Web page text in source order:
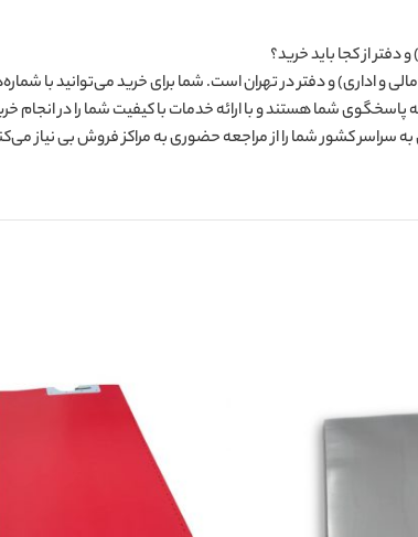
دفتر از کجا باید خرید؟
سراسر کشور شما را از مراجعه حضوری به مراکز فروش بی نیاز